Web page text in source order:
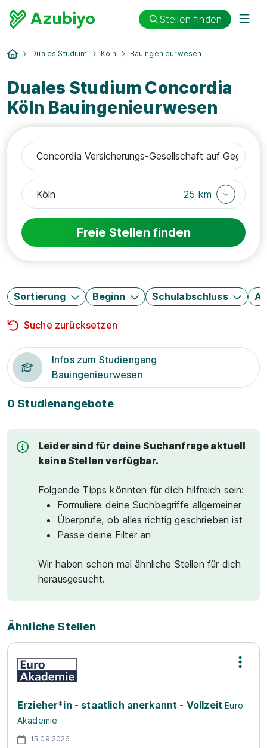
Stellen finden
Duales Studium Köln Bauingenieurwesen
Duales Studium Concordia
Köln Bauingenieurwesen
25 km
Freie Stellen finden
Sortierung Beginn Schulabschluss
Suche zurücksetzen
Infos zum Studiengang
Bauingenieurwesen
0 Studienangebote
Leider sind für deine Suchanfrage aktuell
keine Stellen verfügbar.
Folgende Tipps könnten für dich hilfreich sein:
Formuliere deine Suchbegriffe allgemeiner
Überprüfe, ob alles richtig geschrieben ist
Passe deine Filter an
Wir haben schon mal ähnliche Stellen für dich
herausgesucht.
Ähnliche Stellen
Erzieher*in - staatlich anerkannt - Vollzeit Euro
Akademie
15.09.2026